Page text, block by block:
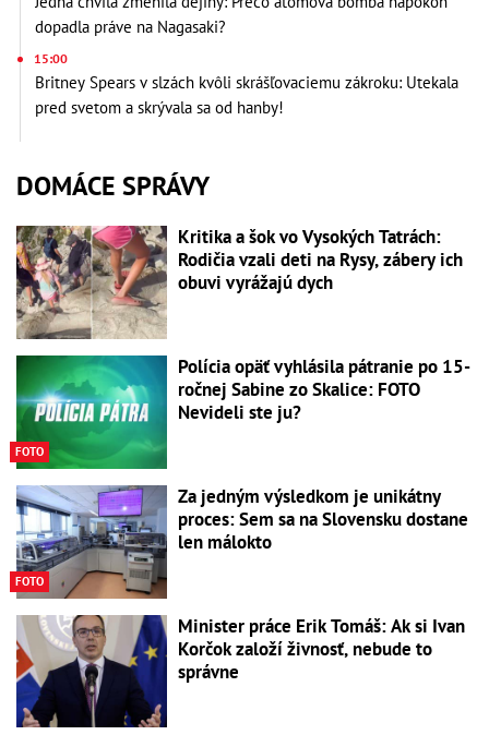
dopadla práve na Nagasaki?
15:00
Britney Spears v slzách kvôli skrášľovaciemu zákroku: Utekala
pred svetom a skrývala sa od hanby!
DOMÁCE SPRÁVY
Kritika a šok vo Vysokých Tatrách:
Rodičia vzali deti na Rysy, zábery ich
obuvi vyrážajú dych
FOTO
Polícia opäť vyhlásila pátranie po 15-
ročnej Sabine zo Skalice: FOTO
Nevideli ste ju?
FOTO
Za jedným výsledkom je unikátny
proces: Sem sa na Slovensku dostane
len málokto
Minister práce Erik Tomáš: Ak si Ivan
Korčok založí živnosť, nebude to
správne